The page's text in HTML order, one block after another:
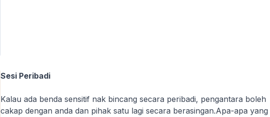
Sesi Peribadi
Kalau ada benda sensitif nak bincang secara peribadi, pengantara boleh
cakap dengan anda dan pihak satu lagi secara berasingan.Apa-apa yang